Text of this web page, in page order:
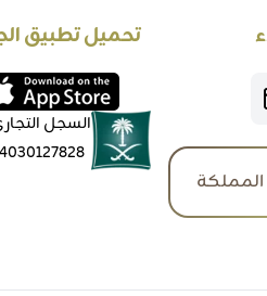
تحميل تطبيق
السجل
4030127828